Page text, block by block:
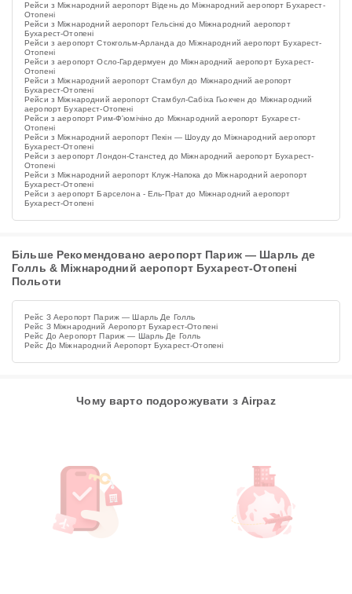
Рейси з Міжнародний аеропорт Відень до Міжнародний аеропорт Бухарест-
Отопені
Рейси з Міжнародний аеропорт Гельсінкі до Міжнародний аеропорт
Бухарест-Отопені
Рейси з аеропорт Стокгольм-Арланда до Міжнародний аеропорт Бухарест-
Отопені
Рейси з аеропорт Осло-Гардермуен до Міжнародний аеропорт Бухарест-
Отопені
Рейси з Міжнародний аеропорт Стамбул до Міжнародний аеропорт
Бухарест-Отопені
Рейси з Міжнародний аеропорт Стамбул-Сабіха Гьокчен до Міжнародний
аеропорт Бухарест-Отопені
Рейси з аеропорт Рим-Ф'юмічіно до Міжнародний аеропорт Бухарест-
Отопені
Рейси з Міжнародний аеропорт Пекін — Шоуду до Міжнародний аеропорт
Бухарест-Отопені
Рейси з аеропорт Лондон-Станстед до Міжнародний аеропорт Бухарест-
Отопені
Рейси з Міжнародний аеропорт Клуж-Напока до Міжнародний аеропорт
Бухарест-Отопені
Рейси з аеропорт Барселона - Ель-Прат до Міжнародний аеропорт
Бухарест-Отопені
Більше Рекомендовано аеропорт Париж — Шарль де
Голль & Міжнародний аеропорт Бухарест-Отопені
Польоти
Рейс З Аеропорт Париж — Шарль Де Голль
Рейс З Міжнародний Аеропорт Бухарест-Отопені
Рейс До Аеропорт Париж — Шарль Де Голль
Рейс До Міжнародний Аеропорт Бухарест-Отопені
Чому варто подорожувати з Airpaz